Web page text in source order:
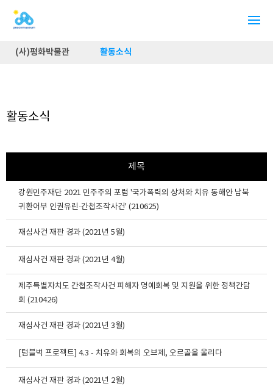
(사)평화박물관 활동소식
활동소식
제목
강원민주재단 2021 민주주의 포럼 '국가폭력의 상처와 치유 동해안 납북
귀환어부 인권유린·간첩조작사건' (210625)
재심사건 재판 경과 (2021년 5월)
재심사건 재판 경과 (2021년 4월)
제주특별자치도 간첩조작사건 피해자 명예회복 및 지원을 위한 정책간담
회 (210426)
재심사건 재판 경과 (2021년 3월)
[텀블벅 프로젝트] 4.3 - 치유와 회복의 오브제, 오르골을 울리다
재심사건 재판 경과 (2021년 2월)